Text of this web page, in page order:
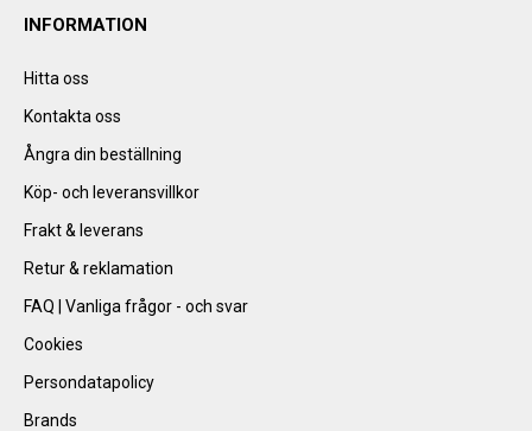
INFORMATION
Hitta oss
Kontakta oss
Ångra din beställning
Köp- och leveransvillkor
Frakt & leverans
Retur & reklamation
FAQ | Vanliga frågor - och svar
Cookies
Persondatapolicy
Brands